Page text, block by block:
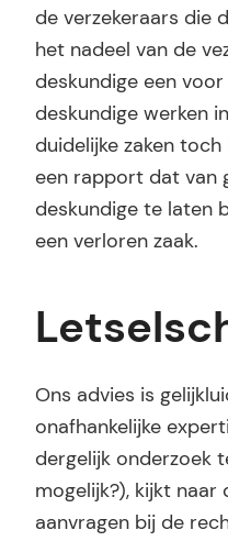
de verzekeraars die
het nadeel van de
deskundige een
deskundige werken
duidelijke zaken toch
een rapport dat van
deskundige te laten
een verloren zaak.
Ons advies is
onafhankelijke
dergelijk onderzoek
mogelijk?), kijkt
aanvragen bij de